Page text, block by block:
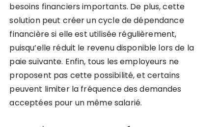
besoins financiers importants. De plus, cette
solution peut créer un cycle de dépendance
financière si elle est utilisée régulièrement,
puisqu’elle réduit le revenu disponible lors de la
paie suivante. Enfin, tous les employeurs ne
proposent pas cette possibilité, et certains
peuvent limiter la fréquence des demandes
acceptées pour un même salarié.